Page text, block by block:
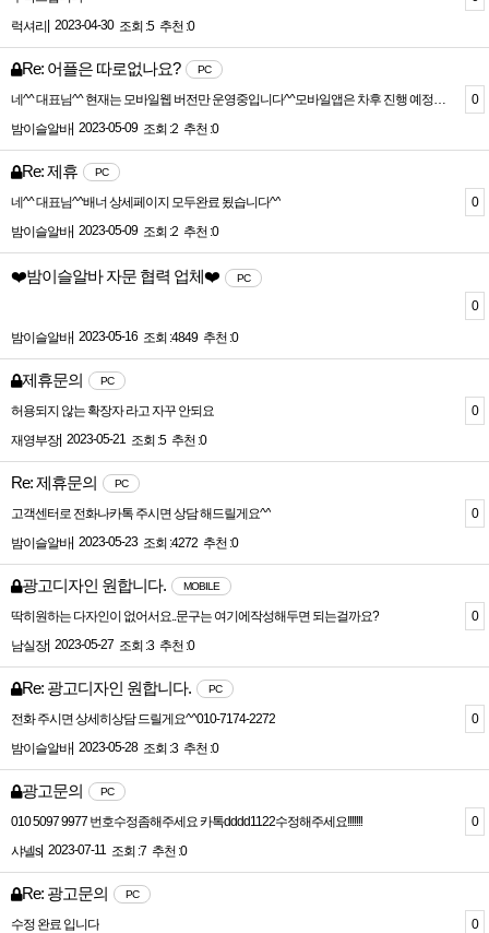
럭셔리
2023-04-30 조회 :5 추천 :0
Re: 어플은 따로없나요? PC
네^^ 대표님^^ 현재는 모바일웹 버전만 운영중입니다^^모바일앱은 차후 진행 예정에 있습니다^^
밤이슬알바| 2023-05-09 조회 :2 추천 :0
0
Re: 제휴 PC
네^^ 대표님^^배너 상세페이지 모두완료 됬습니다^^
밤이슬알바| 2023-05-09 조회 :2 추천 :0
0
❤️밤이슬알바 자문 협력 업체❤️ PC
밤이슬알바| 2023-05-16 조회 :4849 추천 :0
0
제휴문의 PC
허용되지 않는 확장자 라고 자꾸 안되요
재영부장| 2023-05-21 조회 :5 추천 :0
0
Re: 제휴문의 PC
고객센터로 전화나카톡 주시면 상담 해드릴게요^^
밤이슬알바| 2023-05-23 조회 :4272 추천 :0
0
광고디자인 원합니다. MOBILE
딱히원하는 다자인이 없어서요..문구는 여기에작성해두면 되는걸까요?
남실장| 2023-05-27 조회 :3 추천 :0
0
Re: 광고디자인 원합니다. PC
전화 주시면 상세히상담 드릴게요^^010-7174-2272
밤이슬알바| 2023-05-28 조회 :3 추천 :0
0
광고문의 PC
010 5097 9977 번호수정좀해주세요 카톡dddd1122수정해주세요!!!!!!!
샤넬s| 2023-07-11 조회 :7 추천 :0
0
Re: 광고문의 PC
수정 완료 입니다
0